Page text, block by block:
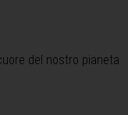
del nostro pianeta